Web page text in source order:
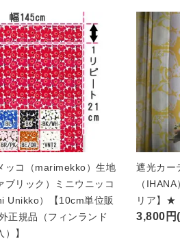
ッコ（marimekko）生地
ブリック）ミニウニッコ
Unikko）【10cm単位販
正規品（フィンランド
】
遮光カー
（
リア】★
3,800円